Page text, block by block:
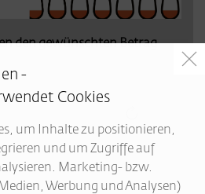
den gewünschten Betrag
-
Cookies
um Inhalte zu positionieren,
und um Zugriffe auf
Marketing- bzw.
Werbung und Analysen)